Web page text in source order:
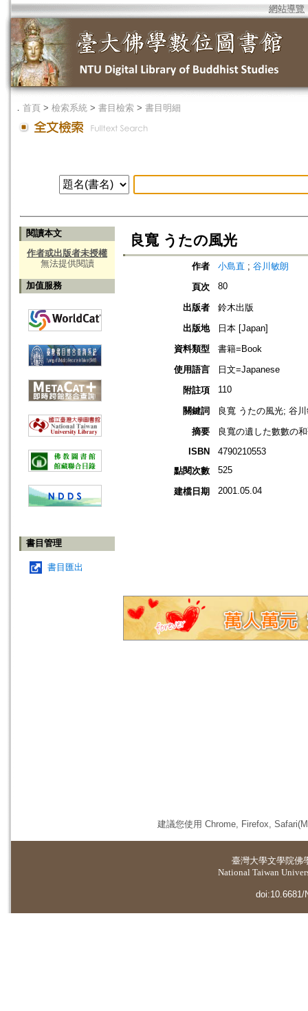
網站導覽
． 首頁 > 檢索系統 > 書目檢索 > 書目明細
閱讀本文
作者或出版者未授權
無法提供閱讀
加值服務
書目管理
書目匯出
良寬 うたの風光
作者 小島直 ; 谷川敏朗
頁次
80
出版者
鈴木出版
出版地
日本 [Japan]
資料類型
書籍=Book
使用語言
日文=Japanese
附註項
110
關鍵詞
良寬 うたの風光; 谷
摘要
良寬の遺した數數の
ISBN
4790210553
點閱次數
525
建檔日期 2001.05.04
建議您使用 Chrome, Firefox,
臺灣大學文學院佛
National Taiwan
doi:10.6681/